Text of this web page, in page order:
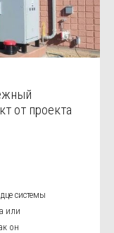
от проекта
системы
или
он